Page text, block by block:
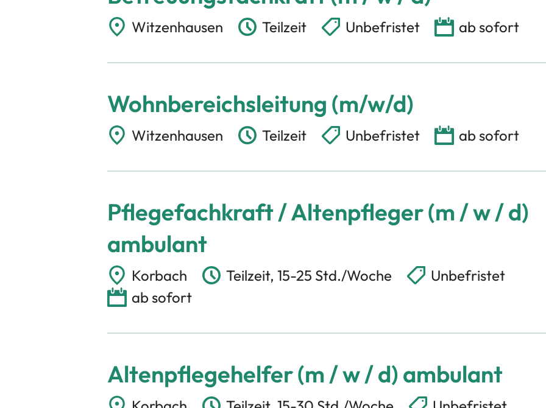
Witzenhausen Teilzeit Unbefristet ab sofort
Wohnbereichsleitung (m/w/d)
Witzenhausen Teilzeit Unbefristet ab sofort
Pflegefachkraft / Altenpfleger (m / w / d)
ambulant
Korbach Teilzeit, 15-25 Std./Woche
Unbefristet
ab sofort
Altenpflegehelfer (m / w / d) ambulant